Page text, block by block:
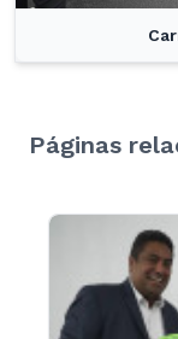
Páginas